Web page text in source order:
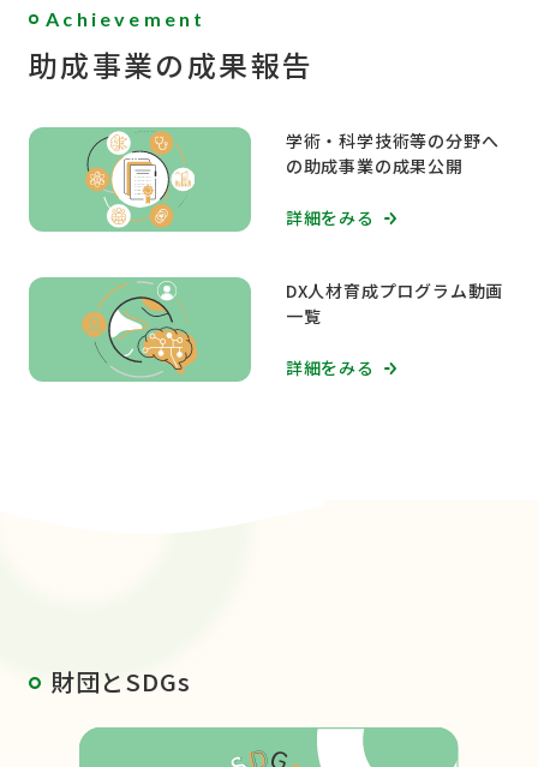
Achievement
助成事業の成果報告
学術・科学技術等の分野へ
の助成事業の成果公開
詳細をみる
DX人材育成プログラム動画
一覧
詳細をみる
財団とSDGs